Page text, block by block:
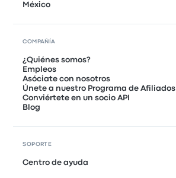
México
COMPAÑÍA
¿Quiénes somos?
Empleos
Asóciate con nosotros
Únete a nuestro Programa de Afiliados
Conviértete en un socio API
Blog
SOPORTE
Centro de ayuda